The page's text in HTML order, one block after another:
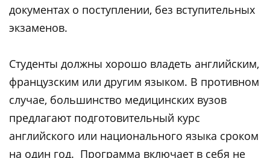
документах о поступлении, без вступительных
экзаменов.
Студенты должны хорошо владеть английским,
французским или другим языком. В противном
случае, большинство медицинских вузов
предлагают подготовительный курс
английского или национального языка сроком
на один год. Программа включает в себя не